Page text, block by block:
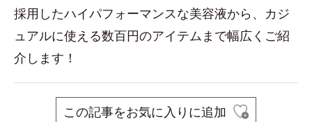
採用したハイパフォーマンスな美容液から、カジ
ュアルに使える数百円のアイテムまで幅広くご紹
介します！
この記事をお気に入りに追加